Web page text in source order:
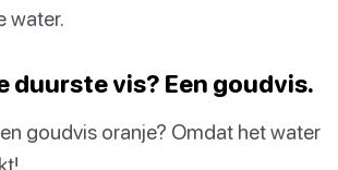
water.
duurste vis? Een goudvis.
goudvis oranje? Omdat het water